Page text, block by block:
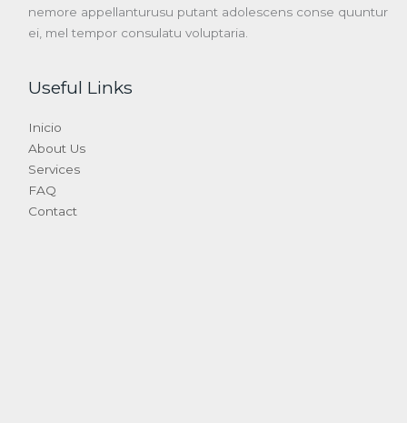
nemore appellanturusu putant adolescens conse quuntur
ei, mel tempor consulatu voluptaria.
Useful Links
Inicio
About Us
Services
FAQ
Contact